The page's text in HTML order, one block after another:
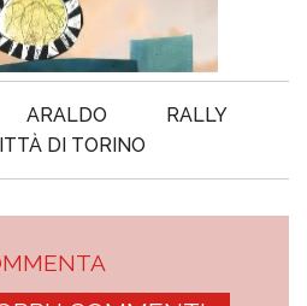
ARALDO
RALLY
DI TORINO